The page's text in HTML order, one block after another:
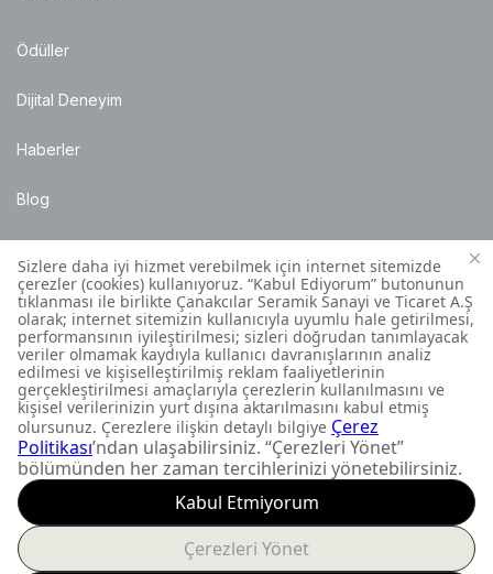
Ödüller
Dijital Deneyim
Haberler
Blog
Satış Noktaları
Montaj Bilgileri
Müşteri İletişim Merkezi